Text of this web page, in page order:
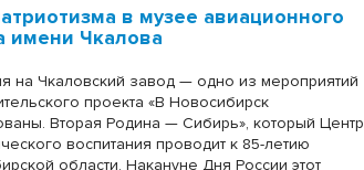
в музее авиационного
имени Чкалова
на Чкаловский завод — одно из мероприятий
проекта «В Новосибирск
Вторая Родина — Сибирь», который Центр
воспитания проводит к 85-летию
области. Накануне Дня России этот